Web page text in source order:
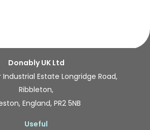
Donably UK Ltd
Industrial Estate Longridge Road,
Ribbleton,
England, PR2 5NB
Useful